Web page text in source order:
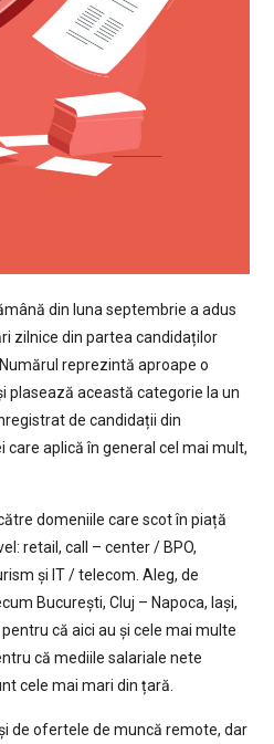
din luna septembrie a adus
zilnice din partea candidaților
reprezintă aproape o
plasează această categorie la un
de candidații din
care aplică în general cel mai mult,
domeniile care scot în piață
retail, call – center / BPO,
și IT / telecom. Aleg, de
București, Cluj – Napoca, Iași,
că aici au și cele mai multe
că mediile salariale nete
cele mai mari din țară.
de ofertele de muncă remote, dar